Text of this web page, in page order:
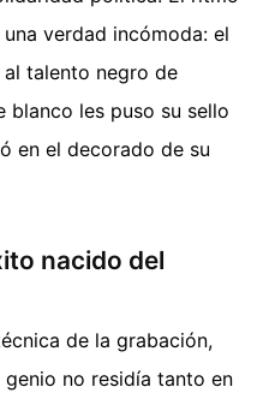
verdad incómoda: el
talento negro de
blanco les puso su sello
en el decorado de su
nacido del
de la grabación,
no residía tanto en